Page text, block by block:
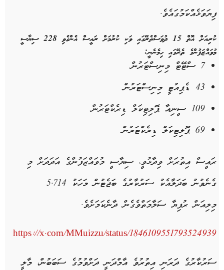
ފިޔަވަޅެއްކަމުގައެވެ.
ކުރިއަށް އޮތް 15 ދުވަސްތެރޭގައި ވަކި ކުރުމަށް ރައީސް އެންގެވި 228 ސިޔާސީ
މުވައްޒަފުންގެ ތެރޭގައި ހިމެނެނީ:
7 ސްޓޭޓް މިނިސްޓަރުން
43 ޑެޕިއުޓީ މިނިސްޓަރުން
109 ސީނިއާ ޕޮލިޓިކަލް ޑިރެކްޓަރުން
69 ޕޮލިޓިކަލް ޑިރެކްޓަރުން
ރައީސް އިތުރަށް ވިދާޅުވީ، ސިޔާސީ މުވައްޒަފުންގެ އަދަދަށް މި
ގެނެވުނު ބަދަލާއެކު ސަރުކާރުގެ ބަޖެޓުން މަހަކު 5.714
މިލިއަން ރުފިޔާ ސަލާމަތްވެގެން ދާނެކަމަށެވެ.
https://x.com/MMuizzu/status/1846109551793524939
ސަރުކާރުގެ ދަރަނި އިތުރުވެ އާމްދަނީ ދަށްވުމުގެ ސަބަބުން، މާލީ